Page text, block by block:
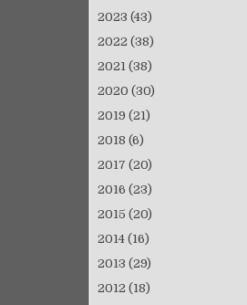
2023 (43)
2022 (38)
2021 (38)
2020 (30)
2019 (21)
2018 (6)
2017 (20)
2016 (23)
2015 (20)
2014 (16)
2013 (29)
2012 (18)